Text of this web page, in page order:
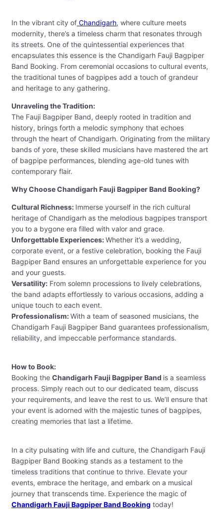
In the vibrant city of Chandigarh, where culture meets
modernity, there’s a timeless charm that resonates through
its streets. One of the quintessential experiences that
encapsulates this essence is the Chandigarh Fauji Bagpiper
Band Booking. From ceremonial occasions to cultural events,
the traditional tunes of bagpipes add a touch of grandeur
and heritage to any gathering.
Unraveling the Tradition:
The Fauji Bagpiper Band, deeply rooted in tradition and
history, brings forth a melodic symphony that echoes
through the heart of Chandigarh. Originating from the military
bands of yore, these skilled musicians have mastered the art
of bagpipe performances, blending age-old tunes with
contemporary flair.
Why Choose Chandigarh Fauji Bagpiper Band Booking?
Cultural Richness: Immerse yourself in the rich cultural
heritage of Chandigarh as the melodious bagpipes transport
you to a bygone era filled with valor and grace.
Unforgettable Experiences:Whether it’s a wedding,
corporate event, or a festive celebration, booking the Fauji
Bagpiper Band ensures an unforgettable experience for you
and your guests.
Versatility: From solemn processions to lively celebrations,
the band adapts effortlessly to various occasions, adding a
unique touch to each event.
Professionalism:With a team of seasoned musicians, the
Chandigarh Fauji Bagpiper Band guarantees professionalism,
reliability, and impeccable performance standards.
How to Book:
Booking the Chandigarh Fauji Bagpiper Band is a seamless
process. Simply reach out to our dedicated team, discuss
your requirements, and leave the rest to us. We’ll ensure that
your event is adorned with the majestic tunes of bagpipes,
creating memories that last a lifetime.
In a city pulsating with life and culture, the Chandigarh Fauji
Bagpiper Band Booking stands as a testament to the
timeless traditions that continue to thrive. Elevate your
events, embrace the heritage, and embark on a musical
journey that transcends time. Experience the magic of
Chandigarh Fauji Bagpiper Band Booking today!